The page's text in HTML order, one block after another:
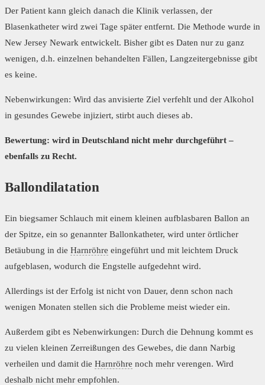
Der Patient kann gleich danach die Klinik verlassen, der
Blasenkatheter wird zwei Tage später entfernt. Die Methode wurde in
New Jersey Newark entwickelt. Bisher gibt es Daten nur zu ganz
wenigen, d.h. einzelnen behandelten Fällen, Langzeitergebnisse gibt
es keine.
Nebenwirkungen: Wird das anvisierte Ziel verfehlt und der Alkohol
in gesundes Gewebe injiziert, stirbt auch dieses ab.
Bewertung: wird in Deutschland nicht mehr durchgeführt –
ebenfalls zu Recht.
Ballondilatation
Ein biegsamer Schlauch mit einem kleinen aufblasbaren Ballon an
der Spitze, ein so genannter Ballonkatheter, wird unter örtlicher
Betäubung in die Harnröhre eingeführt und mit leichtem Druck
aufgeblasen, wodurch die Engstelle aufgedehnt wird.
Allerdings ist der Erfolg ist nicht von Dauer, denn schon nach
wenigen Monaten stellen sich die Probleme meist wieder ein.
Außerdem gibt es Nebenwirkungen: Durch die Dehnung kommt es
zu vielen kleinen Zerreißungen des Gewebes, die dann Narbig
verheilen und damit die Harnröhre noch mehr verengen. Wird
deshalb nicht mehr empfohlen.